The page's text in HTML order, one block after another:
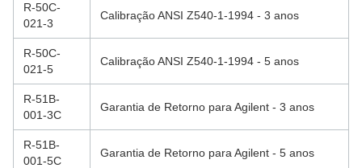
R-50C-
021-3
Calibração ANSI Z540-1-1994 - 3 anos
R-50C-
021-5
Calibração ANSI Z540-1-1994 - 5 anos
R-51B-
001-3C
Garantia de Retorno para Agilent - 3 anos
R-51B-
001-5C
Garantia de Retorno para Agilent - 5 anos